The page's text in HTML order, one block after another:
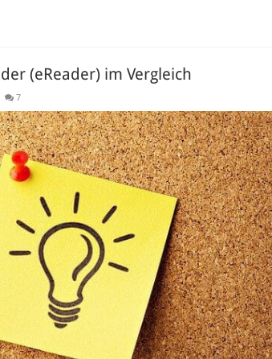
(eReader) im Vergleich
7